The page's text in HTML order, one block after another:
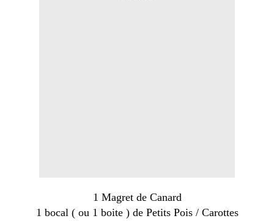
1 Magret de Canard
1 bocal ( ou 1 boite ) de Petits Pois / Carottes